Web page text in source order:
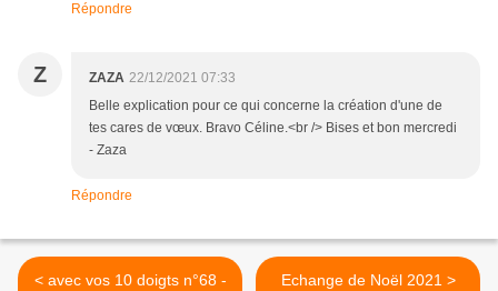
Répondre
Z ZAZA 22/12/2021 07:33
Belle explication pour ce qui concerne la création d'une de
tes cares de vœux. Bravo Céline.<br /> Bises et bon mercredi
- Zaza
Répondre
< avec vos 10 doigts n°68 -
Echange de Noël 2021 >